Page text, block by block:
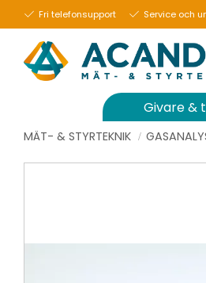
Fri telefonsupport Service och
Givare &
MÄT- & STYRTEKNIK